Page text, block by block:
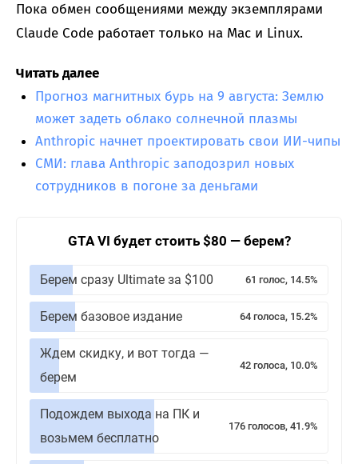
Пока обмен сообщениями между экземплярами
Claude Code работает только на Mac и Linux.
Читать далее
Прогноз магнитных бурь на 9 августа: Землю
может задеть облако солнечной плазмы
Anthropic начнет проектировать свои ИИ-чипы
СМИ: глава Anthropic заподозрил новых
сотрудников в погоне за деньгами
GTA VI будет стоить $80 — берем?
Берем сразу Ultimate за $100 61 голос, 14.5%
Берем базовое издание 64 голоса, 15.2%
Ждем скидку, и вот тогда —
берем
42 голоса, 10.0%
Подождем выхода на ПК и
возьмем бесплатно
176 голосов, 41.9%